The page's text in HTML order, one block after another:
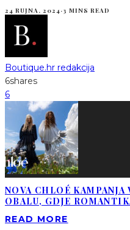
24 RUJNA, 2024·3 MINS READ
Boutique.hr redakcija
6shares
6
NOVA CHLOÉ
OBALU, GDJE
READ MORE